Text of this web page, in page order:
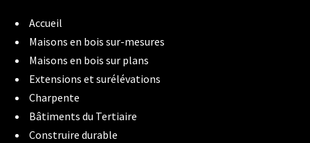
Accueil
Maisons en bois sur-mesures
Maisons en bois sur plans
Extensions et surélévations
Charpente
Bâtiments du Tertiaire
Construire durable